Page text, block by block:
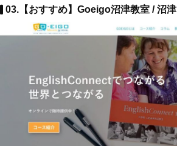
03.【おすすめ】Goeigo沼津教室 / 沼津